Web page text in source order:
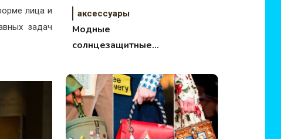
лица и
задач
аксессуары
Модные
солнцезащитные